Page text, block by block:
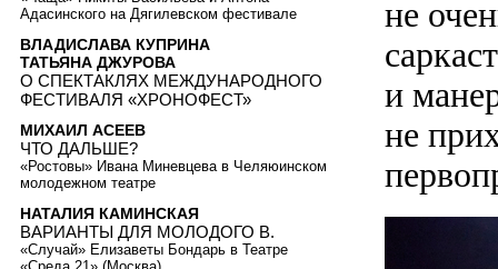
не
и
не
Адасинского на Дягилевском фестивале
ВЛАДИСЛАВА КУПРИНА
ТАТЬЯНА ДЖУРОВА
О СПЕКТАКЛЯХ МЕЖДУНАРОДНОГО
ФЕСТИВАЛЯ «ХРОНОФЕСТ»
МИХАИЛ АСЕЕВ
ЧТО ДАЛЬШЕ?
«Ростовы» Ивана Миневцева в Челяюинском
молодежном театре
НАТАЛИЯ КАМИНСКАЯ
ВАРИАНТЫ ДЛЯ МОЛОДОГО В.
«Случай» Елизаветы Бондарь в Театре